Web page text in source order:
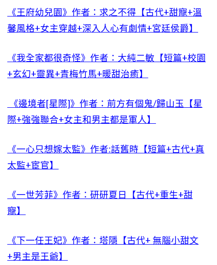
《王府幼兒園》作者：求之不得【古代+甜寵+溫
馨風格+女主穿越+深入人心有劇情+宮廷侯爵】
《我全家都很奇怪》作者：大純二敏【短篇+校園
+玄幻+靈異+青梅竹馬+暖甜治癒】
《邊境者[星際]》作者：前方有個鬼/歸山玉【星
際+強強聯合+女主和男主都是軍人】
《一心只想嫁太監》作者:話舊時【短篇+古代+真
太監+宦官】
《一世芳菲》作者：研研夏日【古代+重生+甜
寵】
《下一任王妃》作者：塔隱【古代+ 無腦小甜文
+男主是王爺】